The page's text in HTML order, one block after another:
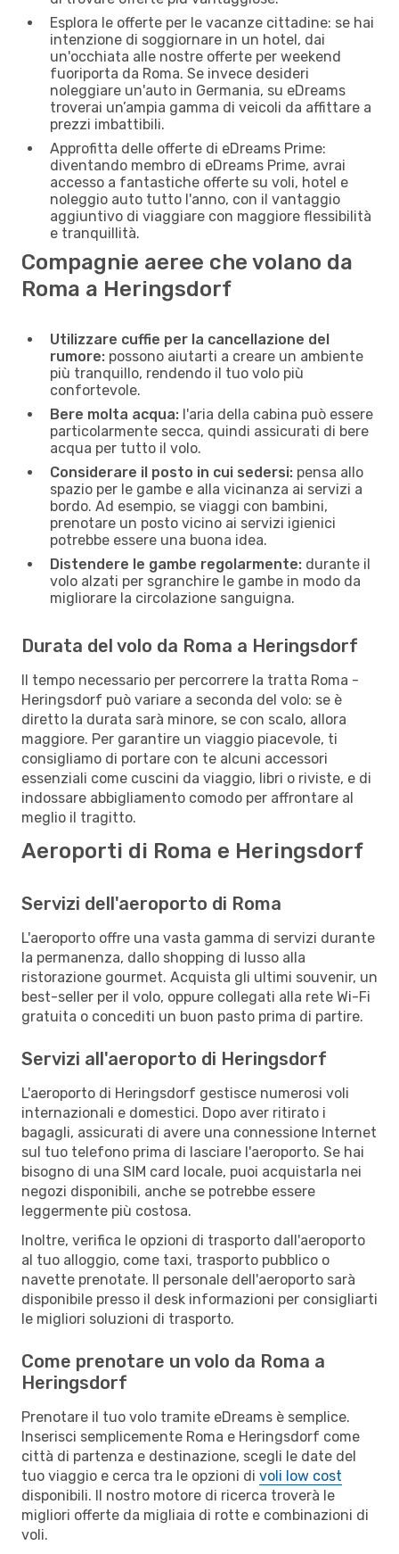
Esplora le offerte per le vacanze cittadine: se hai
intenzione di soggiornare in un hotel, dai
un'occhiata alle nostre offerte per weekend
fuoriporta da Roma. Se invece desideri
noleggiare un'auto in Germania, su eDreams
troverai un’ampia gamma di veicoli da affittare a
prezzi imbattibili.
Approfitta delle offerte di eDreams Prime:
diventando membro di eDreams Prime, avrai
accesso a fantastiche offerte su voli, hotel e
noleggio auto tutto l'anno, con il vantaggio
aggiuntivo di viaggiare con maggiore flessibilità
e tranquillità.
Compagnie aeree che volano da
Roma a Heringsdorf
Utilizzare cuffie per la cancellazione del
rumore: possono aiutarti a creare un ambiente
più tranquillo, rendendo il tuo volo più
confortevole.
Bere molta acqua: l'aria della cabina può essere
particolarmente secca, quindi assicurati di bere
acqua per tutto il volo.
Considerare il posto in cui sedersi: pensa allo
spazio per le gambe e alla vicinanza ai servizi a
bordo. Ad esempio, se viaggi con bambini,
prenotare un posto vicino ai servizi igienici
potrebbe essere una buona idea.
Distendere le gambe regolarmente: durante il
volo alzati per sgranchire le gambe in modo da
migliorare la circolazione sanguigna.
Durata del volo da Roma a Heringsdorf
Il tempo necessario per percorrere la tratta Roma -
Heringsdorf può variare a seconda del volo: se è
diretto la durata sarà minore, se con scalo, allora
maggiore. Per garantire un viaggio piacevole, ti
consigliamo di portare con te alcuni accessori
essenziali come cuscini da viaggio, libri o riviste, e di
indossare abbigliamento comodo per affrontare al
meglio il tragitto.
Aeroporti di Roma e Heringsdorf
Servizi dell'aeroporto di Roma
L'aeroporto offre una vasta gamma di servizi durante
la permanenza, dallo shopping di lusso alla
ristorazione gourmet. Acquista gli ultimi souvenir, un
best-seller per il volo, oppure collegati alla rete Wi-Fi
gratuita o concediti un buon pasto prima di partire.
Servizi all'aeroporto di Heringsdorf
L'aeroporto di Heringsdorf gestisce numerosi voli
internazionali e domestici. Dopo aver ritirato i
bagagli, assicurati di avere una connessione Internet
sul tuo telefono prima di lasciare l'aeroporto. Se hai
bisogno di una SIM card locale, puoi acquistarla nei
negozi disponibili, anche se potrebbe essere
leggermente più costosa.
Inoltre, verifica le opzioni di trasporto dall'aeroporto
al tuo alloggio, come taxi, trasporto pubblico o
navette prenotate. Il personale dell'aeroporto sarà
disponibile presso il desk informazioni per consigliarti
le migliori soluzioni di trasporto.
Come prenotare un volo da Roma a
Heringsdorf
Prenotare il tuo volo tramite eDreams è semplice.
Inserisci semplicemente Roma e Heringsdorf come
città di partenza e destinazione, scegli le date del
tuo viaggio e cerca tra le opzioni di voli low cost
disponibili. Il nostro motore di ricerca troverà le
migliori offerte da migliaia di rotte e combinazioni di
voli.